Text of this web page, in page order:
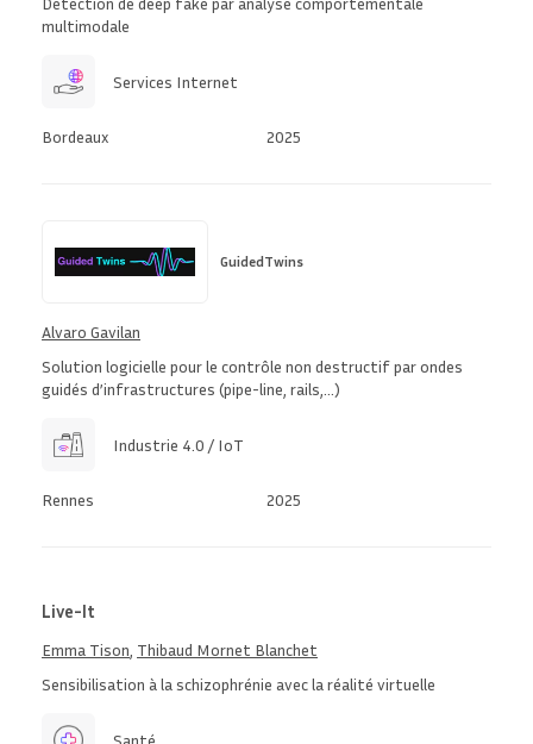
multimodale
Services Internet
Bordeaux 2025
GuidedTwins
Alvaro Gavilan
Solution logicielle pour le contrôle non destructif par ondes
guidés d’infrastructures (pipe-line, rails,…)
Industrie 4.0 / IoT
Rennes 2025
Live-It
Emma Tison Thibaud Mornet Blanchet
Sensibilisation à la schizophrénie avec la réalité virtuelle
Santé